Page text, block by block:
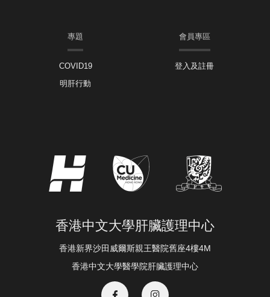
專題
COVID19
明肝行動
會員專區
登入及註冊
香港中文大學肝臟護理中心
香港新界沙田威爾斯親王醫院舊座4樓4M
香港中文大學醫學院肝臟護理中心